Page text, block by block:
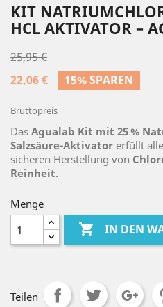
KIT
HCL AKTIVATOR –
25,95 €
22,06 €
15% SPAREN
Bruttopreis
Das Agualab Kit mit 25 %
Salzsäure-Aktivator erfüllt
sicheren Herstellung von
Reinheit.
Menge
 IN DEN
Teilen